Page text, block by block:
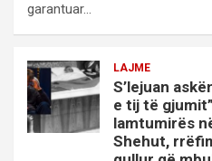
garantuar…
LAJME
S’lejuan
e tij të
lamtumirës
Shehut,